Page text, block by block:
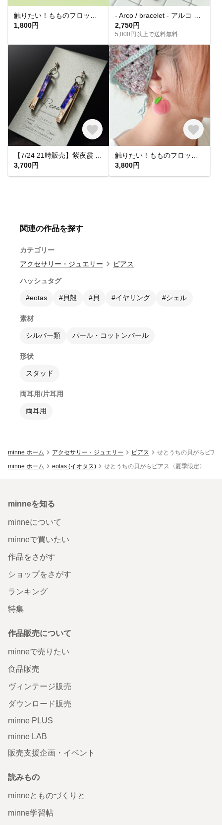
1,800円
2,750円
5,000円以上で送料無料
3,700円
3,800円
関連の作品を探す
カテゴリー
アクセサリー・ジュエリー
ピアス
ハッシュタグ
#eotas #貝殻 #貝 #イヤリング #シェル
素材
シルバー類 パール・コットンパール
形状
スタッド
両耳用/片耳用
両耳用
minne ホーム アクセサリー・ジュエリー ピアス
せとうちの貝がらピア
minne ホーム
eotas (イオタス) せとうちの貝がらピアス〈夏季限定〉
minneを知る
minneについて
minneで買いたい
作品をさがす
ショップをさがす
ランキング
特集
作品販売について
minneで売りたい
食品販売
ヴィンテージ販売
ダウンロード販売
minne PLUS
minne LAB
販売支援企画・イベント
読みもの
minneとものづくりと
minne学習帖